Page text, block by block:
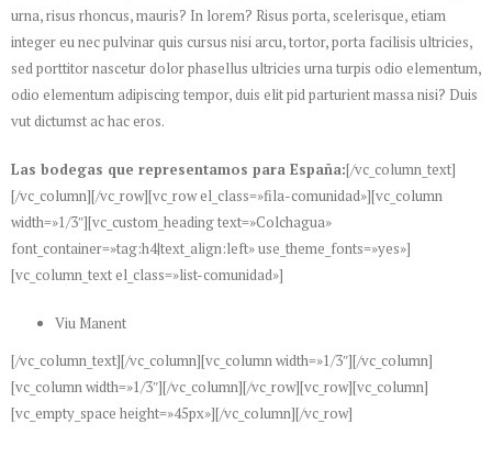
urna, risus rhoncus, mauris? In lorem? Risus porta, scelerisque, etiam
integer eu nec pulvinar quis cursus nisi arcu, tortor, porta facilisis ultricies,
sed porttitor nascetur dolor phasellus ultricies urna turpis odio elementum,
odio elementum adipiscing tempor, duis elit pid parturient massa nisi? Duis
vut dictumst ac hac eros.
Las bodegas que representamos para España:[/vc_column_text]
[/vc_column][/vc_row][vc_row el_class=»fila-comunidad»][vc_column
width=»1/3″][vc_custom_heading text=»Colchagua»
font_container=»tag:h4|text_align:left» use_theme_fonts=»yes»]
[vc_column_text el_class=»list-comunidad»]
Viu Manent
[/vc_column_text][/vc_column][vc_column width=»1/3″][/vc_column]
[vc_column width=»1/3″][/vc_column][/vc_row][vc_row][vc_column]
[vc_empty_space height=»45px»][/vc_column][/vc_row]